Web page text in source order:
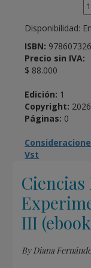
Disponibilidad:
ISBN:
Precio sin IVA:
$ 88.000
Edición: 1
Copyright: 2026
Páginas: 0
Vst
Ciencias
III
By Diana